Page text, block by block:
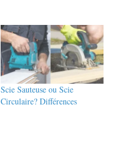
Scie Sauteuse ou Scie
Circulaire? Différences